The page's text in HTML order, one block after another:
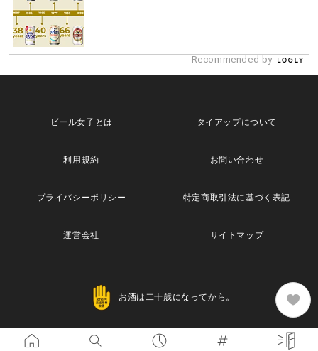
Recommended by
ビール女子とは タイアップについて
利用規約 お問い合わせ
プライバシーポリシー 特定商取引法に基づく表記
運営会社 サイトマップ
お酒は二十歳になってから。
Copyright© 2013 Maische Inc. All Rights Reserved